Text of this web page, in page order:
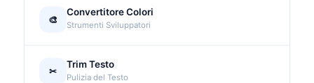
🎨
Convertitore Colori
Strumenti Sviluppatori
✂
Trim Testo
Pulizia del Testo